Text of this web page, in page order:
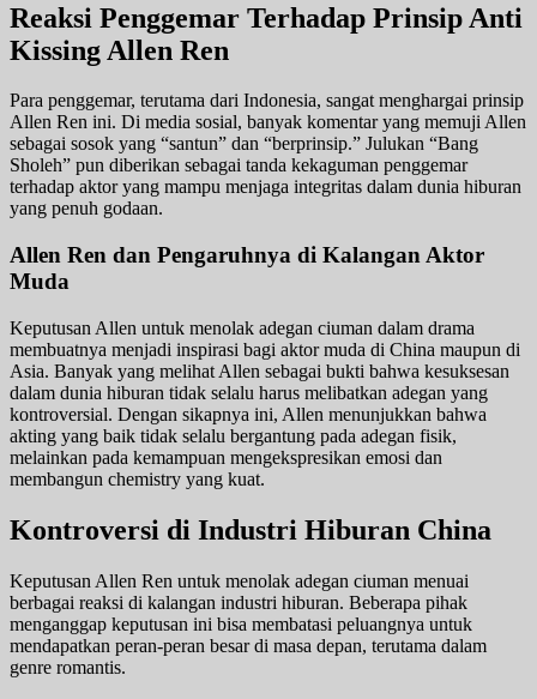
Reaksi Penggemar Terhadap Prinsip Anti
Kissing Allen Ren
Para penggemar, terutama dari Indonesia, sangat menghargai prinsip
Allen Ren ini. Di media sosial, banyak komentar yang memuji Allen
sebagai sosok yang “santun” dan “berprinsip.” Julukan “Bang
Sholeh” pun diberikan sebagai tanda kekaguman penggemar
terhadap aktor yang mampu menjaga integritas dalam dunia hiburan
yang penuh godaan.
Allen Ren dan Pengaruhnya di Kalangan Aktor
Muda
Keputusan Allen untuk menolak adegan ciuman dalam drama
membuatnya menjadi inspirasi bagi aktor muda di China maupun di
Asia. Banyak yang melihat Allen sebagai bukti bahwa kesuksesan
dalam dunia hiburan tidak selalu harus melibatkan adegan yang
kontroversial. Dengan sikapnya ini, Allen menunjukkan bahwa
akting yang baik tidak selalu bergantung pada adegan fisik,
melainkan pada kemampuan mengekspresikan emosi dan
membangun chemistry yang kuat.
Kontroversi di Industri Hiburan China
Keputusan Allen Ren untuk menolak adegan ciuman menuai
berbagai reaksi di kalangan industri hiburan. Beberapa pihak
menganggap keputusan ini bisa membatasi peluangnya untuk
mendapatkan peran-peran besar di masa depan, terutama dalam
genre romantis.